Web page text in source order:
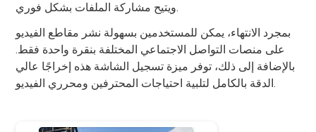
ويتيح مشاركة الملفات بشكل فوري.
بمجرد الانتهاء، يمكن للمستخدمين بسهولة نشر مقاطع الفيديو
على منصات التواصل الاجتماعي المختلفة بنقرة واحدة فقط.
بالإضافة إلى ذلك، توفر ميزة تسجيل الشاشة هذه إخراجًا عالي
الدقة بالكامل لتلبية احتياجات المحترفين ومحرري الفيديو.